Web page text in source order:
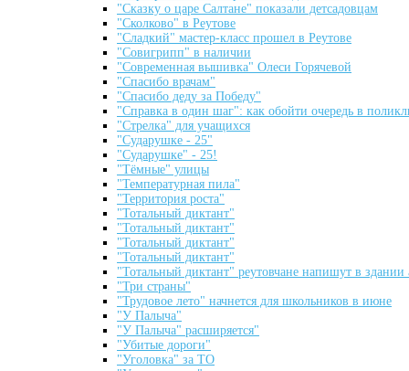
"Сказку о царе Салтане" показали детсадовцам
"Сколково" в Реутове
"Сладкий" мастер-класс прошел в Реутове
"Совигрипп" в наличии
"Современная вышивка" Олеси Горячевой
"Спасибо врачам"
"Спасибо деду за Победу"
"Справка в один шаг": как обойти очередь в
"Стрелка" для учащихся
"Сударушке - 25"
"Сударушке" - 25!
"Тёмные" улицы
"Температурная пила"
"Территория роста"
"Тотальный диктант"
"Тотальный диктант"
"Тотальный диктант"
"Тотальный диктант"
"Тотальный диктант" реутовчане напишут в
"Три страны"
"Трудовое лето" начнется для школьников в июне
"У Палыча"
"У Палыча" расширяется"
"Убитые дороги"
"Уголовка" за ТО